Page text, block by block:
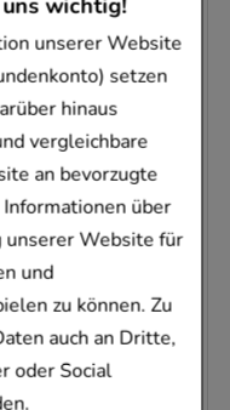
wichtig!
unserer Website
setzen
hinaus
vergleichbare
an bevorzugte
über
Website für
und
zu können. Zu
auch an Dritte,
oder Social
KOMPLEX-
ratiopharm GmbH
60St
Kapseln
Sofort lieferbar